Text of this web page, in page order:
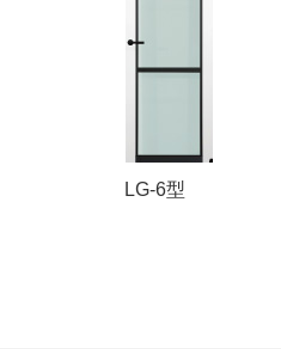
LG-6型